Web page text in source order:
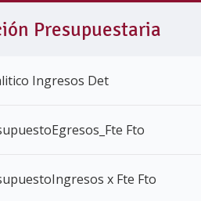
Presupuestaria
Ingresos Det
Fto
x Fte Fto